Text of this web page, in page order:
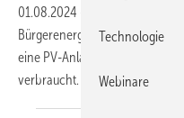
01.08.2024
Bürgerenergiegenossenschaft
eine PV-Anlage installiert. Der
verbraucht.
Technologie
Webinare